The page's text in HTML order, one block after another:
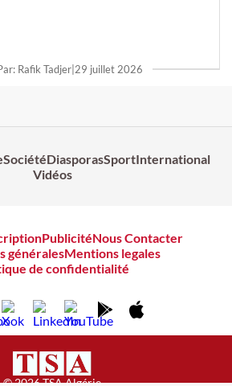
Rafik Tadjer 29 juillet 2026
SociétéDiasporasSportInternational
Vidéos
PublicitéNous Contacter
généralesMentions legales
de confidentialité
© 2026 TSA Algérie